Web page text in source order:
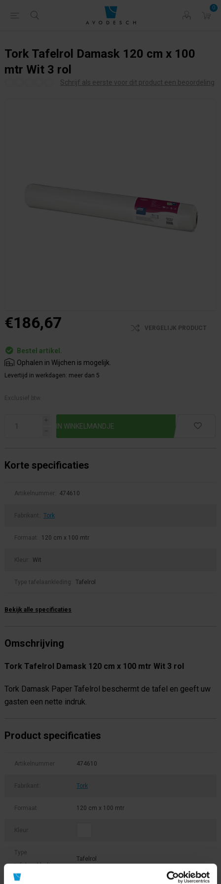
0
Tork Tafelrol Damask 120 cm x 100
mtr Wit 3 rol
Schrijf als eerste voor dit product een beoordeling
€186,67 VERGELIJK PRODUCT
Bestel artikel.
Ophalen in Wijchen is mogelijk.
Levertijd in werkdagen: meer dan 5
Exclusief btw.
i
h
Korte specificaties
Artikelnummer: 474610
Fabrikant: Tork
Formaat: 120 cm x 100 mtr
Kleur: Wit
Type tafelaankleding: Tafelrol
Bekijk alle specificaties
Omschrijving
Tork Tafelrol Damask 120 cm x 100 mtr Wit 3 rol
Tork Damask Paper Tafelrol beschermt de tafel en geeft uw
gasten een nette indruk.
Product specificaties
Artikelnummer 474610
Fabrikant: Tork
Formaat 120 cm x 100 mtr
Kleur
Type
tafelaankleding
Tafelrol